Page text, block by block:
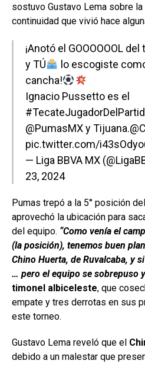
sostuvo Gustavo Lema sobre
continuidad que vivió hace
¡Anotó el GOOOOOOL
y TÚ
lo escogiste
cancha!
Ignacio Pussetto es el
@PumasMXy Tijuana.
pic.twitter.com/
— Liga BBVA MX
23, 2024
Pumas trepó a la 5° posición
aprovechó la ubicación para
del equipo. “Como venía el
(la posición), tenemos buen
Chino Huerta, de Ruvalcaba, y
… pero el equipo se sobrepuso
timonel albiceleste, que
empate y tres derrotas en sus
este torneo.
Gustavo Lema reveló que el
debido a un malestar que